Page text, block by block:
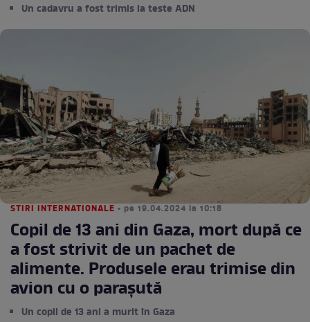
Un cadavru a fost trimis la teste ADN
STIRI INTERNATIONALE • pe 19.04.2024 la 10:18
Copil de 13 ani din Gaza, mort după ce
a fost strivit de un pachet de
alimente. Produsele erau trimise din
avion cu o parașută
Un copil de 13 ani a murit în Gaza